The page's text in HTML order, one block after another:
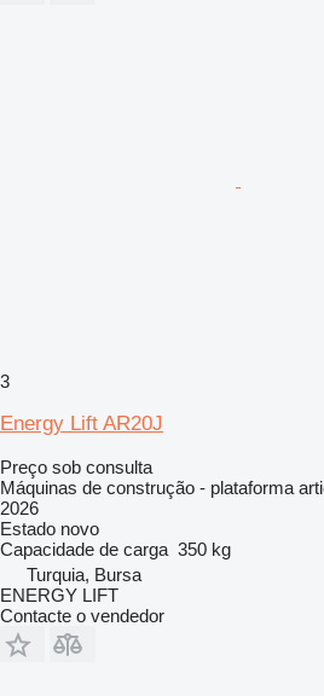
3
Energy Lift AR20J
Preço sob consulta
Máquinas de construção - plataforma
2026
Estado novo
Capacidade de carga 350 kg
Turquia, Bursa
ENERGY LIFT
Contacte o vendedor